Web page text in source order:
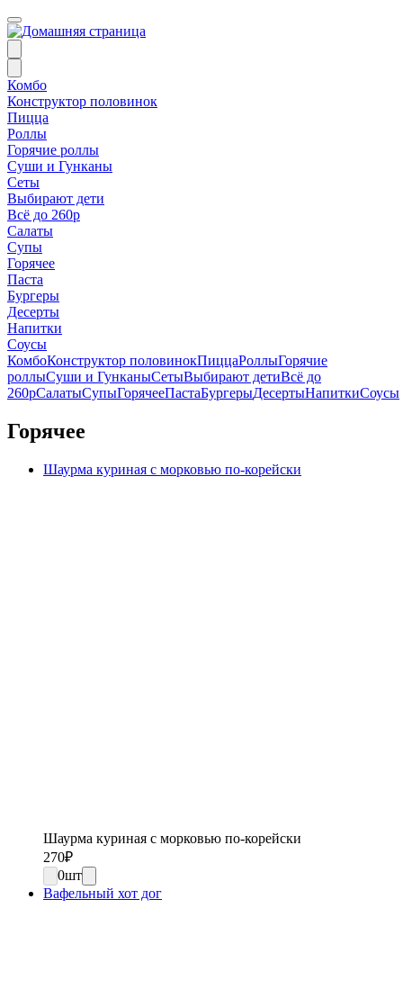
Комбо
Конструктор половинок
Пицца
Роллы
Горячие роллы
Суши и Гунканы
Сеты
Выбирают дети
Всё до 260р
Салаты
Супы
Горячее
Паста
Бургеры
Десерты
Напитки
Соусы
КомбоКонструктор половинокПиццаРоллыГорячие
роллыСуши и ГунканыСетыВыбирают детиВсё до
260рСалатыСупыГорячееПастаБургерыДесертыНапиткиСоусы
Горячее
Шаурма куриная с морковью по-корейски
Шаурма куриная с морковью по-корейски
270₽
0шт
Вафельный хот дог